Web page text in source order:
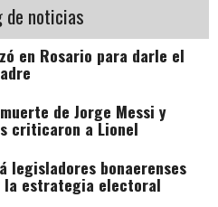
de noticias
en Rosario para darle el
de Jorge Messi y
criticaron a Lionel
legisladores bonaerenses
la estrategia electoral